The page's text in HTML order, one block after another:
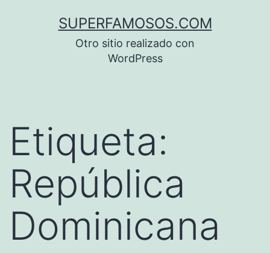
SUPERFAMOSOS.COM
Otro sitio realizado con
WordPress
Etiqueta:
República
Dominicana